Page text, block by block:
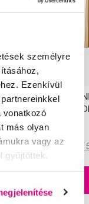
személyre
Ezenkívül
vonatkozó
más olyan
vagy az
gyűjtöttek.
Akció
SWISSDENT
(2+1 ingyen) - ST.
3 990 Ft
5,0